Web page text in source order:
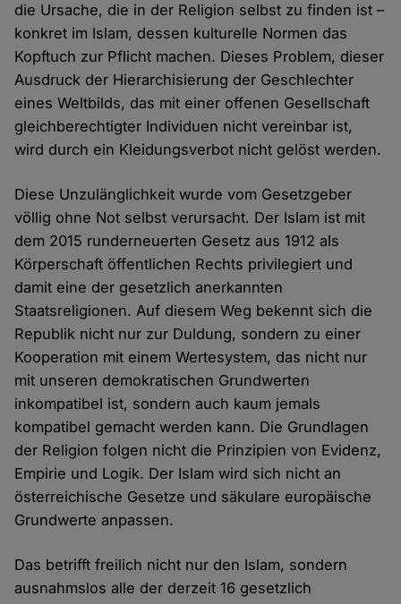
die Ursache, die in der Religion selbst zu finden ist –
konkret im Islam, dessen kulturelle Normen das
Kopftuch zur Pflicht machen. Dieses Problem, dieser
Ausdruck der Hierarchisierung der Geschlechter
eines Weltbilds, das mit einer offenen Gesellschaft
gleichberechtigter Individuen nicht vereinbar ist,
wird durch ein Kleidungsverbot nicht gelöst werden.
Diese Unzulänglichkeit wurde vom Gesetzgeber
völlig ohne Not selbst verursacht. Der Islam ist mit
dem 2015 runderneuerten Gesetz aus 1912 als
Körperschaft öffentlichen Rechts privilegiert und
damit eine der gesetzlich anerkannten
Staatsreligionen. Auf diesem Weg bekennt sich die
Republik nicht nur zur Duldung, sondern zu einer
Kooperation mit einem Wertesystem, das nicht nur
mit unseren demokratischen Grundwerten
inkompatibel ist, sondern auch kaum jemals
kompatibel gemacht werden kann. Die Grundlagen
der Religion folgen nicht die Prinzipien von Evidenz,
Empirie und Logik. Der Islam wird sich nicht an
österreichische Gesetze und säkulare europäische
Grundwerte anpassen.
Das betrifft freilich nicht nur den Islam, sondern
ausnahmslos alle der derzeit 16 gesetzlich